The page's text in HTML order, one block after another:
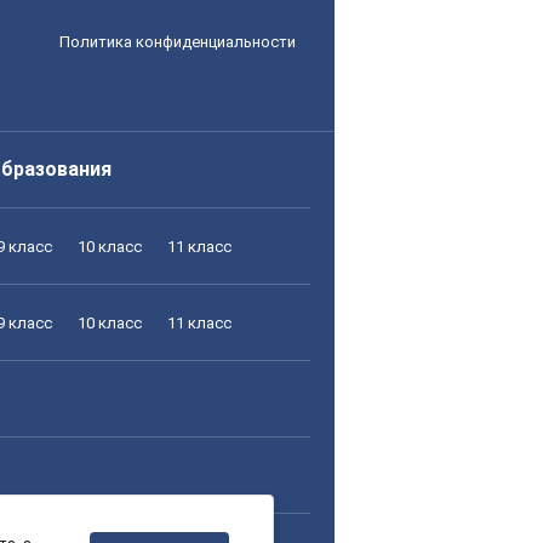
Политика конфиденциальности
класс 10 класс 11 класс
класс 10 класс 11 класс